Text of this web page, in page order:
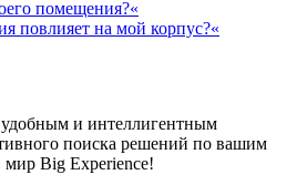
помещения?«
повлияет на мой корпус?«
и интеллигентным
поиска решений по вашим
мир Big Experience!